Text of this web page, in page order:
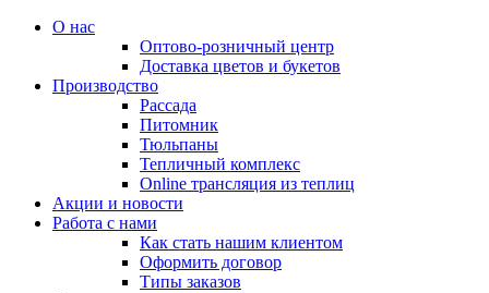
О нас
Оптово-розничный центр
Доставка цветов и букетов
Производство
Рассада
Питомник
Тюльпаны
Тепличный комплекс
Online трансляция из теплиц
Акции и новости
Работа с нами
Как стать нашим клиентом
Оформить договор
Типы заказов